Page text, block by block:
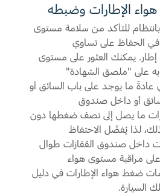
الإطارات وضبطه
للتأكد من سلامة مستوى
في الحفاظ على تساوي
يمكنك العثور على مستوى
به على "ملصق الشهادة"
عادةً ما يوجد على باب السائق أو
أو داخل صندوق
ما يصل إلى نصف ضغطها دون
لذا يُفضّل الاحتفاظ
داخل صندوق القفازات طوال
على مراقبة مستوى هواء
ضغط هواء الإطارات في دليل
السيارة.